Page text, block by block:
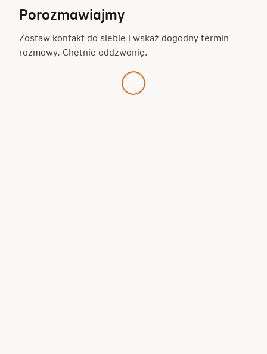
Porozmawiajmy
Zostaw kontakt do siebie i wskaż dogodny termin
rozmowy. Chętnie oddzwonię.